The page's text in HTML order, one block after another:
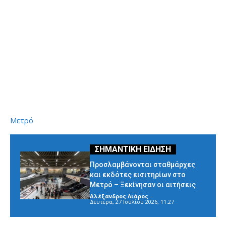
Μετρό
Προσλαμβάνονται σταθμάρχες
και εκδότες εισιτηρίων στο
Μετρό – Ξεκίνησαν οι αιτήσεις
Αλέξανδρος Λιάρος -
Δευτέρα, 27 Ιουλίου 2026, 11:27